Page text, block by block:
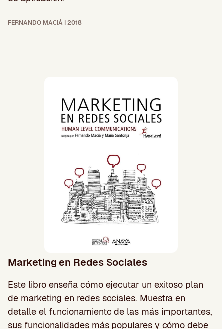
FERNANDO MACIÁ | 2018
Marketing en Redes Sociales
Este libro enseña cómo ejecutar un exitoso plan
de marketing en redes sociales. Muestra en
detalle el funcionamiento de las más importantes,
sus funcionalidades más populares y cómo debe